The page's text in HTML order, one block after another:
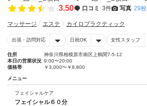
3.50 口コミ 3件 写真 29枚
マッサージ エステ カイロプラクティック
出張・訪問対応 日祝OK 女性スタッフ
住所
神奈川県相模原市南区上鶴間7-5-12
本日の営業状況 9:00〜20:00
価格帯
￥3,000〜￥8,800
メニュー
フェイシャルケア
フェイシャル６０分